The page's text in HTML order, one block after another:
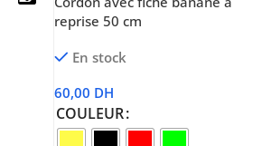
06 14 20 87 86
reprise 50 cm
En stock
60,00 DH
COULEUR